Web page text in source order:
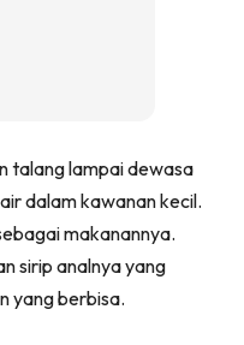
talang lampai dewasa
dalam kawanan kecil.
makanannya.
sirip analnya yang
yang berbisa.